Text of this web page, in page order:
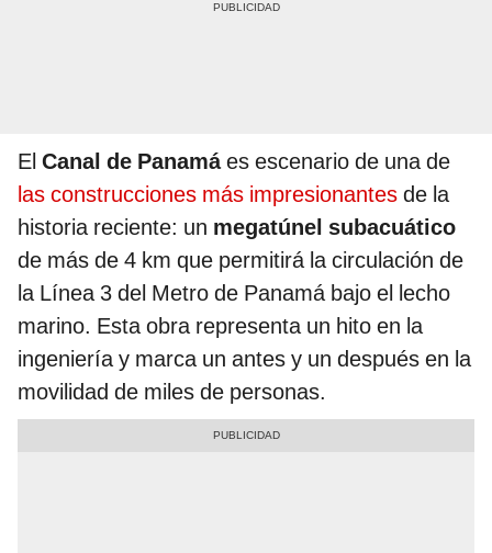
El Canal de Panamáes escenario de una de
las construcciones más impresionantes de la
historia reciente: un megatúnel subacuático
de más de 4 km que permitirá la circulación de
la Línea 3 del Metro de Panamá bajo el lecho
marino. Esta obra representa un hito en la
ingeniería y marca un antes y un después en la
movilidad de miles de personas.